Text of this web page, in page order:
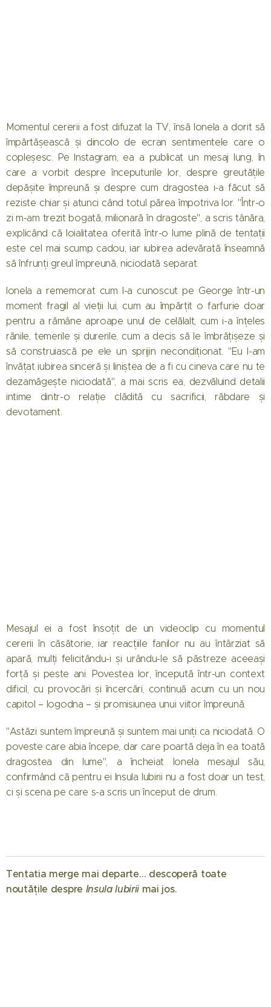
Momentul cererii a fost difuzat la TV, însă Ionela a dorit să
împărtășească și dincolo de ecran sentimentele care o
copleșesc. Pe Instagram, ea a publicat un mesaj lung, în
care a vorbit despre începuturile lor, despre greutățile
depășite împreună și despre cum dragostea i-a făcut să
reziste chiar și atunci când totul părea împotriva lor. "Într-o
zi m-am trezit bogată, milionară în dragoste", a scris tânăra,
explicând că loialitatea oferită într-o lume plină de tentații
este cel mai scump cadou, iar iubirea adevărată înseamnă
să înfrunți greul împreună, niciodată separat.
Ionela a rememorat cum l-a cunoscut pe George într-un
moment fragil al vieții lui, cum au împărțit o farfurie doar
pentru a rămâne aproape unul de celălalt, cum i-a înțeles
rănile, temerile și durerile, cum a decis să le îmbrățișeze și
să construiască pe ele un sprijin necondiționat. "Eu l-am
învățat iubirea sinceră și liniștea de a fi cu cineva care nu te
dezamăgește niciodată", a mai scris ea, dezvăluind detalii
intime dintr-o relație clădită cu sacrificii, răbdare și
devotament.
Mesajul ei a fost însoțit de un videoclip cu momentul
cererii în căsătorie, iar reacțiile fanilor nu au întârziat să
apară, mulți felicitându-i și urându-le să păstreze aceeași
forță și peste ani. Povestea lor, începută într-un context
dificil, cu provocări și încercări, continuă acum cu un nou
capitol – logodna – și promisiunea unui viitor împreună.
"Astăzi suntem împreună și suntem mai uniți ca niciodată. O
poveste care abia începe, dar care poartă deja în ea toată
dragostea din lume", a încheiat Ionela mesajul său,
confirmând că pentru ei Insula Iubirii nu a fost doar un test,
ci și scena pe care s-a scris un început de drum.
Tentatia merge mai departe… descoperă toate
noutățile despre Insula Iubirii mai jos. 🔥